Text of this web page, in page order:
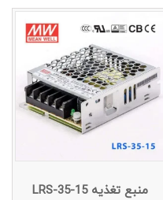
منبع تغذیه LRS-35-15